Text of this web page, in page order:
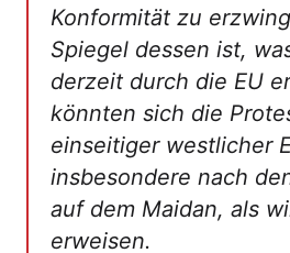
Konformität zu
Spiegel dessen ist,
derzeit durch die EU
könnten sich die
einseitiger westlicher
insbesondere nach
auf dem Maidan, als
erweisen.